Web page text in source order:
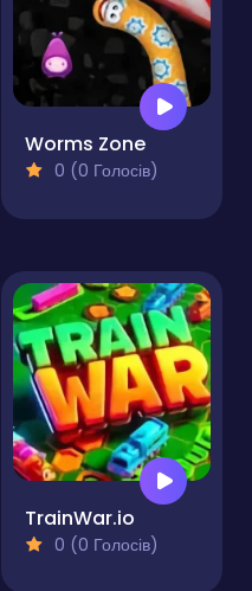
Worms Zone
0 (0 Голосів)
TrainWar.io
0 (0 Голосів)